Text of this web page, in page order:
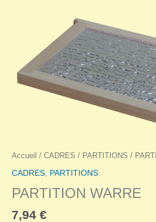
Accueil / CADRES / PARTITIONS /
CADRES, PARTITIONS
PARTITION WARRE
7,94 €